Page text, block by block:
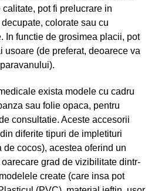
pot fi prelucrare in
colorate sau cu
In functie de grosimea placii, pot
usoare (de preferat, deoarece va
exista modele cu cadru
sau folie opaca, pentru
consultatie. Aceste accesorii
diferite tipuri de impletituri
de cocos), acestea oferind un
grad de vizibilitate dintr-
create (care insa pot